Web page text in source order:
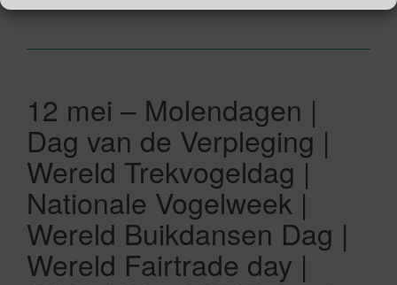
12 mei – Molendagen |
Dag van de Verpleging |
Wereld Trekvogeldag |
Nationale Vogelweek |
Wereld Buikdansen Dag |
Wereld Fairtrade day |